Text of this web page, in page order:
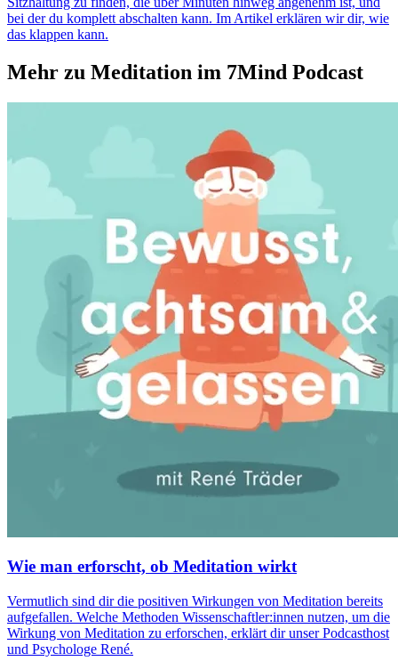
bei der du komplett abschalten kann. Im Artikel erklären wir dir, wie
das klappen kann.
Mehr zu Meditation im 7Mind Podcast
Wie man erforscht, ob Meditation wirkt
Vermutlich sind dir die positiven Wirkungen von Meditation bereits
aufgefallen. Welche Methoden Wissenschaftler:innen nutzen, um die
Wirkung von Meditation zu erforschen, erklärt dir unser Podcasthost
und Psychologe René.